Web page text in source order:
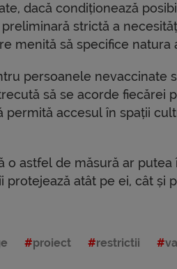
dacă condiționează
strictă a
menită să specifice natura
persoanele nevaccinate
să se acorde fiecărei
accesul în spații
o astfel de măsură ar
atât pe ei, cât și
proiect restrictii